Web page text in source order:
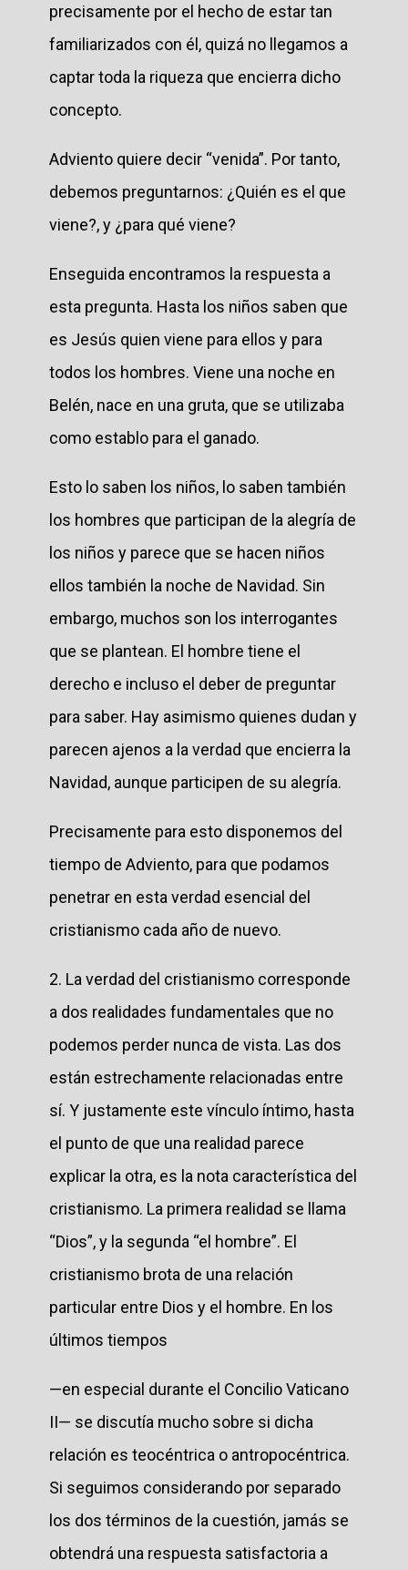
precisamente por el hecho de estar tan
familiarizados con él, quizá no llegamos a
captar toda la riqueza que encierra dicho
concepto.
Adviento quiere decir “venida”. Por tanto,
debemos preguntarnos: ¿Quién es el que
viene?, y ¿para qué viene?
Enseguida encontramos la respuesta a
esta pregunta. Hasta los niños saben que
es Jesús quien viene para ellos y para
todos los hombres. Viene una noche en
Belén, nace en una gruta, que se utilizaba
como establo para el ganado.
Esto lo saben los niños, lo saben también
los hombres que participan de la alegría de
los niños y parece que se hacen niños
ellos también la noche de Navidad. Sin
embargo, muchos son los interrogantes
que se plantean. El hombre tiene el
derecho e incluso el deber de preguntar
para saber. Hay asimismo quienes dudan y
parecen ajenos a la verdad que encierra la
Navidad, aunque participen de su alegría.
Precisamente para esto disponemos del
tiempo de Adviento, para que podamos
penetrar en esta verdad esencial del
cristianismo cada año de nuevo.
2. La verdad del cristianismo corresponde
a dos realidades fundamentales que no
podemos perder nunca de vista. Las dos
están estrechamente relacionadas entre
sí. Y justamente este vínculo íntimo, hasta
el punto de que una realidad parece
explicar la otra, es la nota característica del
cristianismo. La primera realidad se llama
“Dios”, y la segunda “el hombre”. El
cristianismo brota de una relación
particular entre Dios y el hombre. En los
últimos tiempos
—en especial durante el Concilio Vaticano
II— se discutía mucho sobre si dicha
relación es teocéntrica o antropocéntrica.
Si seguimos considerando por separado
los dos términos de la cuestión, jamás se
obtendrá una respuesta satisfactoria a